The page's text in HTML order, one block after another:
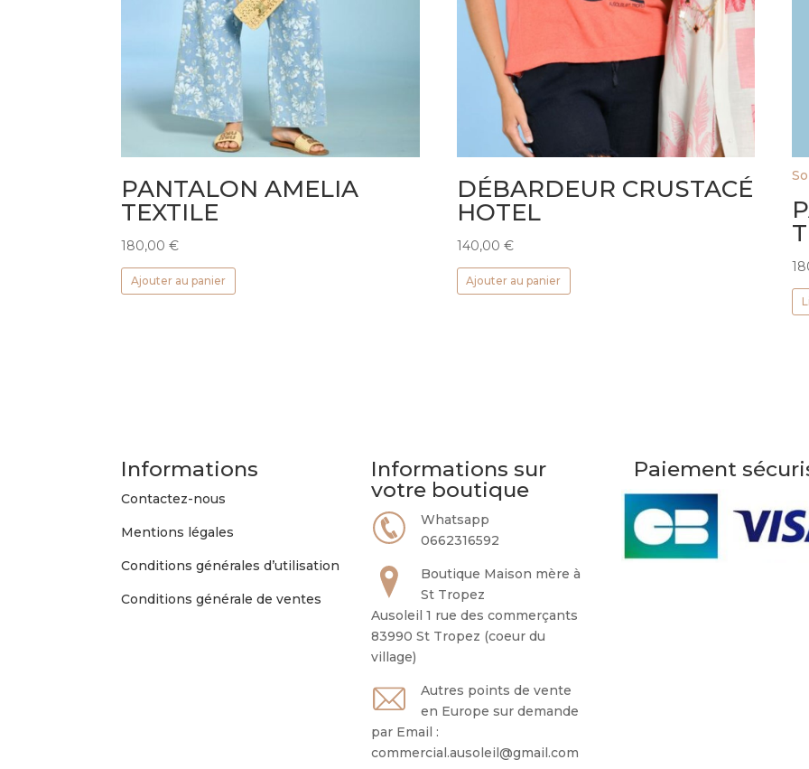
PANTALON AMELIA
TEXTILE
180,00€
Ajouter au panier
DÉBARDEUR CRUSTACÉ
HOTEL
140,00 €
Ajouter au panier
Informations
Contactez-nous
Mentions légales
Conditions générales d’utilisation
Conditions générale de ventes
Informations sur
votre boutique
Whatsapp
0662316592
Boutique Maison mère à
St Tropez
Ausoleil 1 rue des commerçants
83990 St Tropez (coeur du
village)
Autres points de vente
en Europe sur demande
par Email :
commercial.ausoleil@gmail.com
Paiement